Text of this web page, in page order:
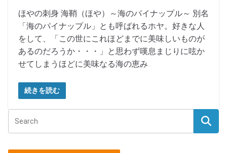
ほやの刺身 海鞘（ほや）～海のパイナップル～ 別名
「海のパイナップル」とも呼ばれるホヤ。好きな人
をして、「この世にこれほどまでに美味しいものが
あるのだろうか・・・」と思わず嘆息まじりに呟か
せてしまうほどに美味なる海の恵み
続きを読む